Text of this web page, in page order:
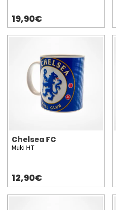
19,90€
Chelsea FC
Muki HT
12,90€